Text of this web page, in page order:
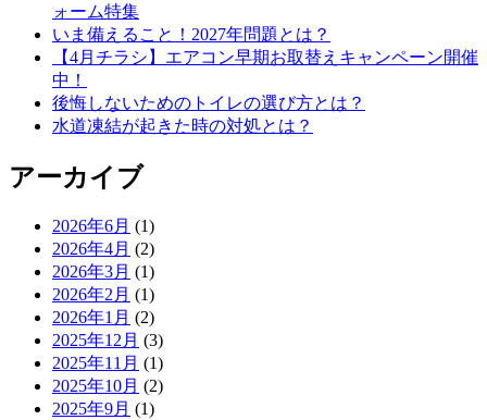
ォーム特集
いま備えること！2027年問題とは？
【4月チラシ】エアコン早期お取替えキャンペーン開催
中！
後悔しないためのトイレの選び方とは？
水道凍結が起きた時の対処とは？
アーカイブ
2026年6月 (1)
2026年4月 (2)
2026年3月 (1)
2026年2月 (1)
2026年1月 (2)
2025年12月 (3)
2025年11月 (1)
2025年10月 (2)
2025年9月 (1)